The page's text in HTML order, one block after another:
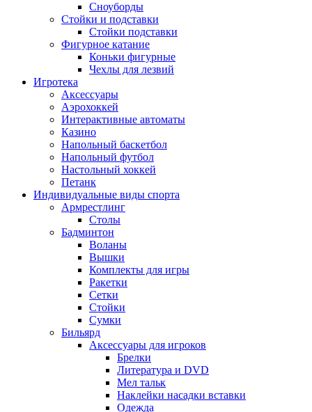
Сноуборды
Стойки и подставки
Cтойки подставки
Фигурное катание
Коньки фигурные
Чехлы для лезвий
Игротека
Аксессуары
Аэрохоккей
Интерактивные автоматы
Казино
Напольный баскетбол
Напольный футбол
Настольный хоккей
Петанк
Индивидуальные виды спорта
Армрестлинг
Столы
Бадминтон
Воланы
Вышки
Комплекты для игры
Ракетки
Сетки
Стойки
Сумки
Бильярд
Аксессуары для игроков
Брелки
Литература и DVD
Мел тальк
Наклейки насадки вставки
Одежда